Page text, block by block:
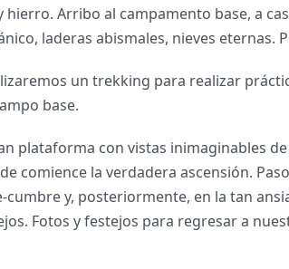
Arribo al campamento base, a
laderas abismales, nieves eternas.
un trekking para realizar
base.
plataforma con vistas inimaginables
comience la verdadera ascensión.
y, posteriormente, en la tan
Fotos y festejos para regresar a